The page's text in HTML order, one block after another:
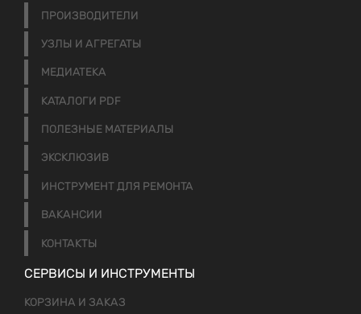
ПРОИЗВОДИТЕЛИ
УЗЛЫ И АГРЕГАТЫ
МЕДИАТЕКА
КАТАЛОГИ PDF
ПОЛЕЗНЫЕ МАТЕРИАЛЫ
ЭКСКЛЮЗИВ
ИНСТРУМЕНТ ДЛЯ РЕМОНТА
ВАКАНСИИ
КОНТАКТЫ
СЕРВИСЫ И ИНСТРУМЕНТЫ
КОРЗИНА И ЗАКАЗ